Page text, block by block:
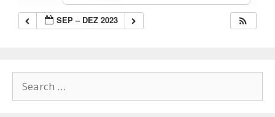
SEP – DEZ 2023
for: